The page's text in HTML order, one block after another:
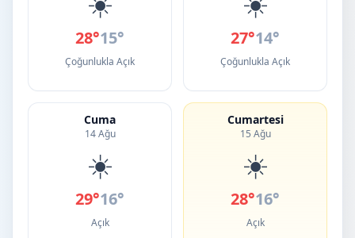
28°15°
Çoğunlukla Açık
27°14°
Çoğunlukla Açık
Cuma
14 Ağu
☀️
29°16°
Açık
Cumartesi
15 Ağu
☀️
28°16°
Açık